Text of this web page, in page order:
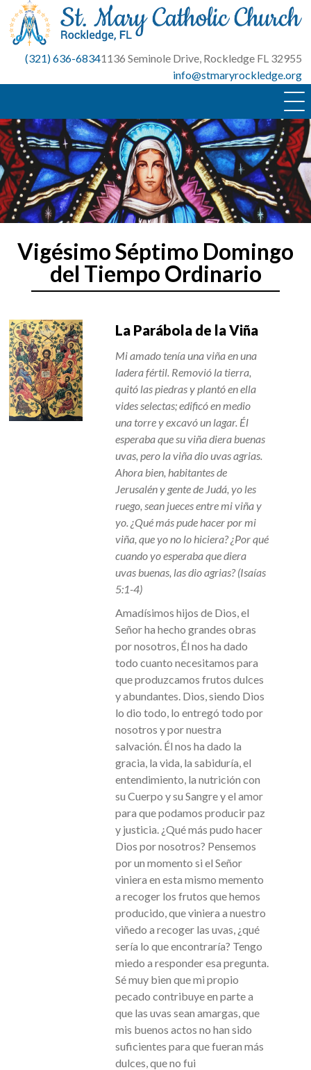
Skip
content
(321) 636-68341136 Seminole Drive, Rockledge FL 32955
info@stmaryrockledge.org
Vigésimo Séptimo Domingo
del Tiempo Ordinario
La Parábola de la Viña
Mi amado tenía una viña en una
ladera fértil. Removió la tierra,
quitó las piedras y plantó en ella
vides selectas; edificó en medio
una torre y excavó un lagar. Él
esperaba que su viña diera buenas
uvas, pero la viña dio uvas agrias.
Ahora bien, habitantes de
Jerusalén y gente de Judá, yo les
ruego, sean jueces entre mi viña y
yo. ¿Qué más pude hacer por mi
viña, que yo no lo hiciera? ¿Por qué
cuando yo esperaba que diera
uvas buenas, las dio agrias? (Isaías
5:1-4)
Amadísimos hijos de Dios, el
Señor ha hecho grandes obras
por nosotros, Él nos ha dado
todo cuanto necesitamos para
que produzcamos frutos dulces
y abundantes. Dios, siendo Dios
lo dio todo, lo entregó todo por
nosotros y por nuestra
salvación. Él nos ha dado la
gracia, la vida, la sabiduría, el
entendimiento, la nutrición con
su Cuerpo y su Sangre y el amor
para que podamos producir paz
y justicia. ¿Qué más pudo hacer
Dios por nosotros? Pensemos
por un momento si el Señor
viniera en esta mismo memento
a recoger los frutos que hemos
producido, que viniera a nuestro
viñedo a recoger las uvas, ¿qué
sería lo que encontraría? Tengo
miedo a responder esa pregunta.
Sé muy bien que mi propio
pecado contribuye en parte a
que las uvas sean amargas, que
mis buenos actos no han sido
suficientes para que fueran más
dulces, que no fui